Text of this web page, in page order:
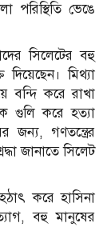
পরিস্থিতি ভেঙে
সিলেটের বহু
দিয়েছেন। মিথ্যা
বন্দি করে রাখা
গুলি করে হত্যা
জন্য, গণতন্ত্রের
জানাতে সিলেট
করে হাসিনা
বহু মানুষের